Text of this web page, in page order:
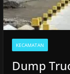
KECAMATAN
Dump